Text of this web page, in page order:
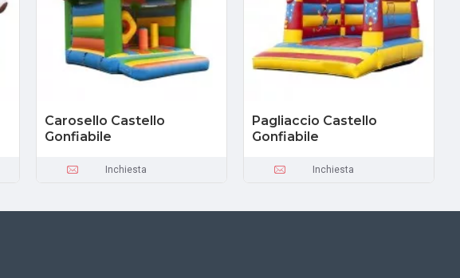
Carosello Castello
Gonfiabile
Inchiesta
Pagliaccio Castello
Gonfiabile
Inchiesta